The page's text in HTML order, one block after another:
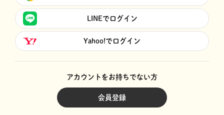
LINEでログイン
Yahoo!でログイン
アカウントをお持ちでない方
会員登録